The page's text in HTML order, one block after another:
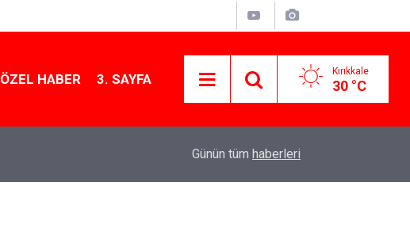
ÖZEL HABER 3. SAYFA Kırıkkale
30 °C
Kırıkkale Çalılıöz Mahallesi'nde altyapı
Günün tüm haberleri